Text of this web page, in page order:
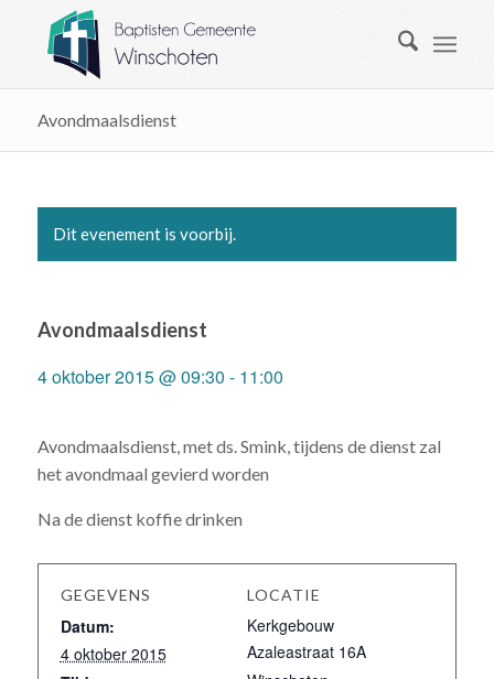
Avondmaalsdienst
Dit evenement is voorbij.
Avondmaalsdienst
4 oktober 2015 @ 09:30 - 11:00
Avondmaalsdienst, met ds. Smink, tijdens de dienst zal
het avondmaal gevierd worden
Na de dienst koffie drinken
GEGEVENS
Datum:
4 oktober 2015
LOCATIE
Kerkgebouw
Azaleastraat 16A